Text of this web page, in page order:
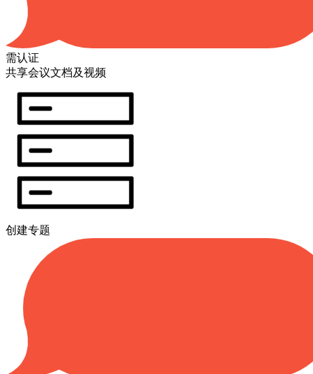
需认证
共享会议文档及视频
创建专题